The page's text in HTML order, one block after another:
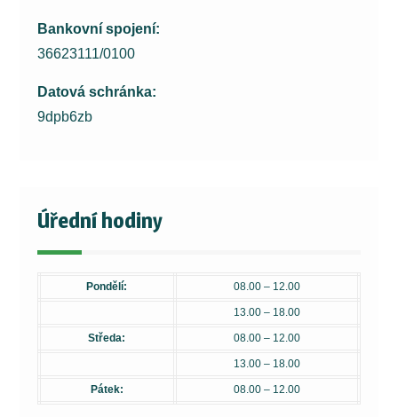
Bankovní spojení:
36623111/0100
Datová schránka:
9dpb6zb
Úřední hodiny
Pondělí: 08.00 – 12.00
13.00 – 18.00
Středa: 08.00 – 12.00
13.00 – 18.00
Pátek: 08.00 – 12.00